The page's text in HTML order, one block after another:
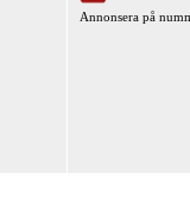
Annonsera på